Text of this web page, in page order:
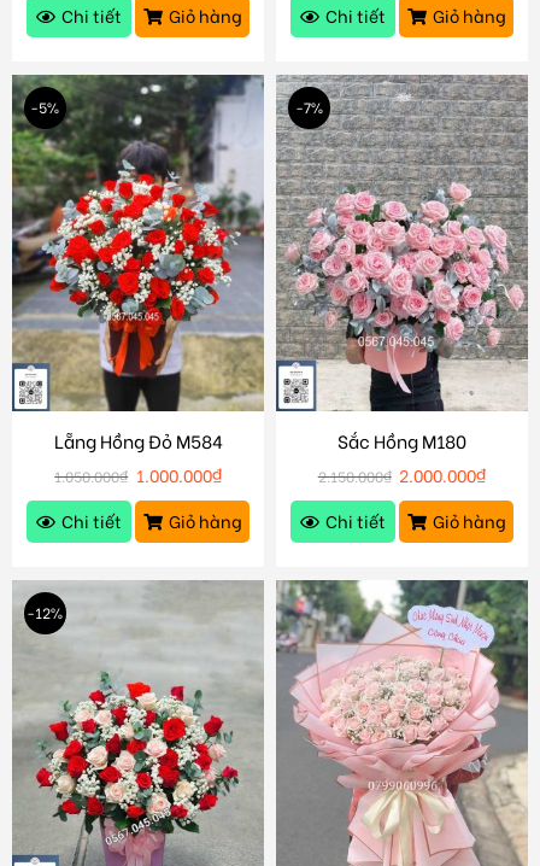
Chi tiết
Giỏ hàng
Chi tiết
Giỏ hàng
-5%
Lẵng Hồng Đỏ M584
1.050.000₫ 1.000.000₫
Chi tiết
Giỏ hàng
-7%
Sắc Hồng M180
2.150.000₫ 2.000.000₫
Chi tiết
Giỏ hàng
-12%